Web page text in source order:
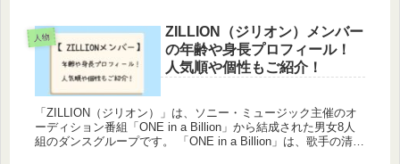
人物
ZILLION（ジリオン）メンバー
の年齢や身長プロフィール！
人気順や個性もご紹介！
「ZILLION（ジリオン）」は、ソニー・ミュージック主催のオ
ーディション番組「ONE in a Billion」から結成された男女8人
組のダンスグループです。 「ONE in a Billion」は、歌手の清水